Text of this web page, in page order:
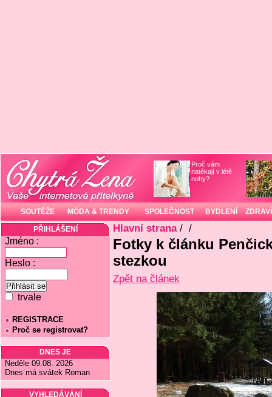
Proč vám
natékají v létě
nohy?
SOUTĚŽE MÓDA & TRENDY SPOLEČNOST BYDLENÍ ZDRAVÍ
PŘIHLÁŠENÍ
Jméno :
Heslo :
trvale
REGISTRACE
Proč se registrovat?
DNES JE
Neděle 09.08. 2026
Dnes má svátek Roman
VYHLEDÁVÁNÍ
Hlavní strana/ /
Fotky k článku
stezkou
Zpět na článek